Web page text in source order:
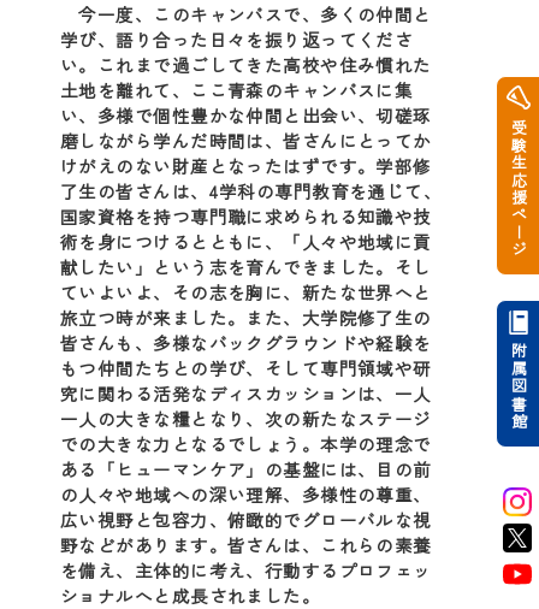
今一度、このキャンパスで、多くの仲間と
学び、語り合った日々を振り返ってくださ
い。これまで過ごしてきた高校や住み慣れた
土地を離れて、ここ青森のキャンパスに集
い、多様で個性豊かな仲間と出会い、切磋琢
磨しながら学んだ時間は、皆さんにとってか
けがえのない財産となったはずです。学部修
了生の皆さんは、4学科の専門教育を通じて、
国家資格を持つ専門職に求められる知識や技
術を身につけるとともに、「人々や地域に貢
献したい」という志を育んできました。そし
ていよいよ、その志を胸に、新たな世界へと
旅立つ時が来ました。また、大学院修了生の
皆さんも、多様なバックグラウンドや経験を
もつ仲間たちとの学び、そして専門領域や研
究に関わる活発なディスカッションは、一人
一人の大きな糧となり、次の新たなステージ
での大きな力となるでしょう。本学の理念で
ある「ヒューマンケア」の基盤には、目の前
の人々や地域への深い理解、多様性の尊重、
広い視野と包容力、俯瞰的でグローバルな視
野などがあります。皆さんは、これらの素養
を備え、主体的に考え、行動するプロフェッ
ショナルへと成長されました。
受験生応援ページ
附属図書館